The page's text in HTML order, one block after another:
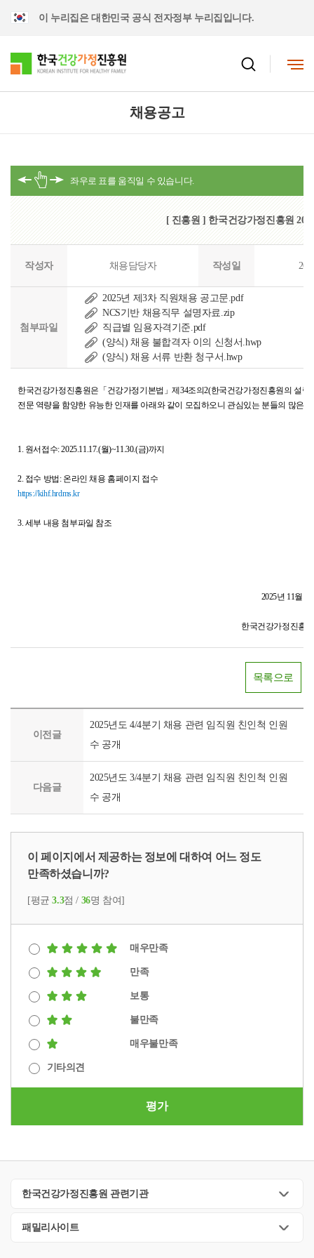
이 누리집은 대한민국 공식 전자정부 누리집입니다.
채용공고
[ 진흥원 ] 한국건강가정진흥원
작성자 채용담당자 작성일
첨부파일
2025년 제3차 직원채용 공고문.pdf
NCS기반 채용직무 설명자료.zip
직급별 임용자격기준.pdf
(양식) 채용 불합격자 이의 신청서.hwp
(양식) 채용 서류 반환 청구서.hwp
한국건강가정진흥원은 「건강가정기본법」제34조의2(한국건강가정진흥원의 설
전문 역량을 함양한 유능한 인재를 아래와 같이 모집하오니 관심있는 분들의 많은
1. 원서접수: 2025.11.17.(월)~11.30.(금)까지
2. 접수 방법: 온라인 채용 홈페이지 접수
https://kihf.hrdms.kr
3. 세부 내용 첨부파일 참조
2025년 11월
한국건강가정진흥
목록으로
이전글
2025년도 4/4분기 채용 관련 임직원 친인척 인원
수 공개
다음글
2025년도 3/4분기 채용 관련 임직원 친인척 인원
수 공개
이 페이지에서 제공하는 정보에 대하여 어느 정도
만족하셨습니까?
[평균3.3점 / 36명 참여]
매우만족
만족
보통
불만족
매우불만족
기타의견
평가
한국건강가정진흥원 관련기관
패밀리사이트